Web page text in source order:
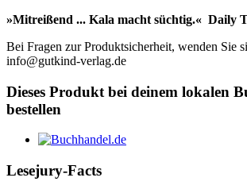
»Mitreißend ... Kala macht süchtig.« Daily
Bei Fragen zur Produktsicherheit, wenden Sie
info@gutkind-verlag.de
Dieses Produkt bei deinem lokalen
bestellen
Lesejury-Facts